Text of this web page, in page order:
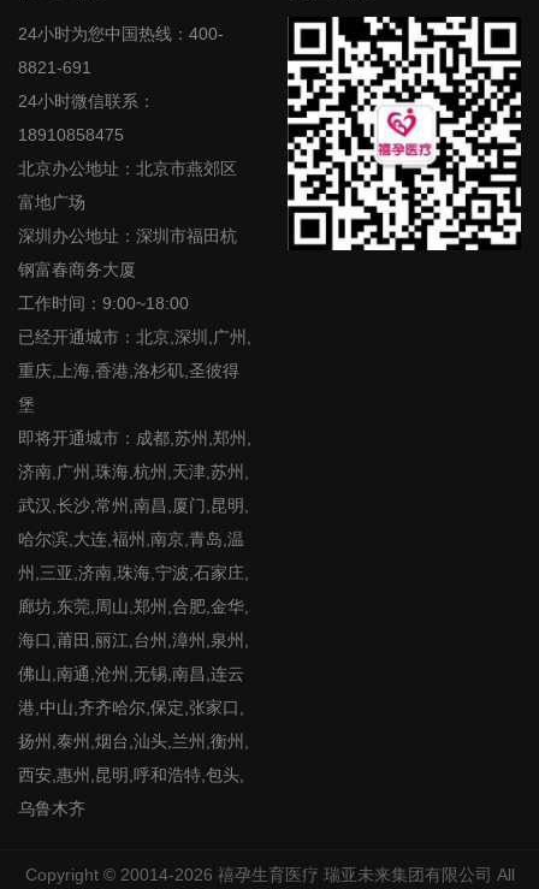
24小时为您中国热线：400-
8821-691
24小时微信联系：
18910858475
北京办公地址：北京市燕郊区
富地广场
深圳办公地址：深圳市福田杭
钢富春商务大厦
工作时间：9:00~18:00
已经开通城市：北京,深圳,广州,
重庆,上海,香港,洛杉矶,圣彼得
堡
即将开通城市：成都,苏州,郑州,
济南,广州,珠海,杭州,天津,苏州,
武汉,长沙,常州,南昌,厦门,昆明,
哈尔滨,大连,福州,南京,青岛,温
州,三亚,济南,珠海,宁波,石家庄,
廊坊,东莞,周山,郑州,合肥,金华,
海口,莆田,丽江,台州,漳州,泉州,
佛山,南通,沧州,无锡,南昌,连云
港,中山,齐齐哈尔,保定,张家口,
扬州,泰州,烟台,汕头,兰州,衡州,
西安,惠州,昆明,呼和浩特,包头,
乌鲁木齐
Copyright © 20014-2026 禧孕生育医疗 瑞亚未来集团有限公司 All